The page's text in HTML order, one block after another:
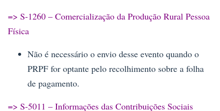
=> S-1260 – Comercialização da Produção Rural Pessoa
Física
Não é necessário o envio desse evento quando o
PRPF for optante pelo recolhimento sobre a folha
de pagamento.
=> S-5011 – Informações das Contribuições Sociais